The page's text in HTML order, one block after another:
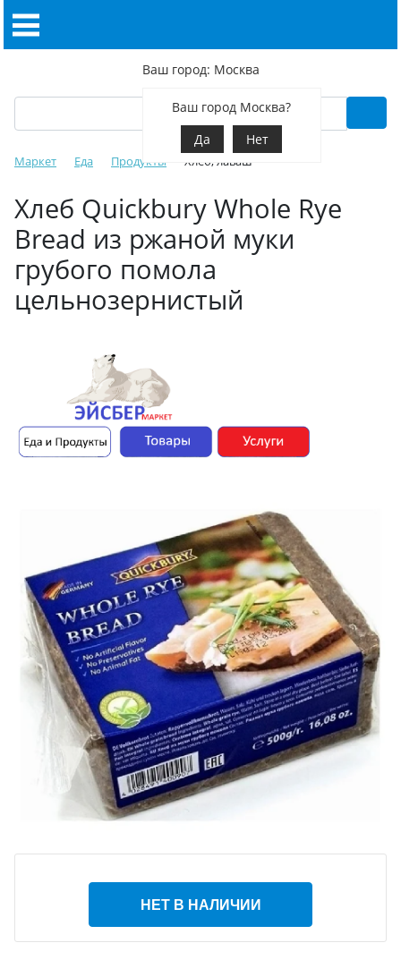
Ваш город: Москва
Ваш город Москва?
Да
Нет
Маркет Еда Продукты Хлеб, лаваш
Хлеб Quickbury Whole Rye
Bread из ржаной муки
грубого помола
цельнозернистый
НЕТ В НАЛИЧИИ